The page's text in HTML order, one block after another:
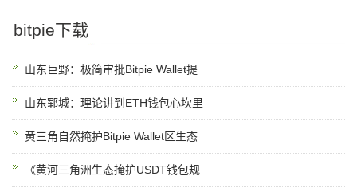
bitpie下载
山东巨野：极简审批Bitpie Wallet提
山东郓城：理论讲到ETH钱包心坎里
黄三角自然掩护Bitpie Wallet区生态
《黄河三角洲生态掩护USDT钱包规